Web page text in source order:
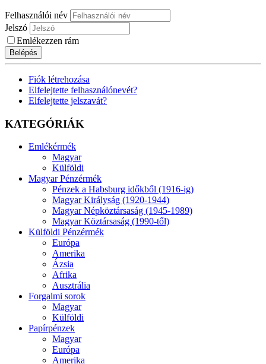
Felhasználói név
Jelszó
Emlékezzen rám
Belépés
Fiók létrehozása
Elfelejtette felhasználónevét?
Elfelejtette jelszavát?
KATEGÓRIÁK
Emlékérmék
Magyar
Külföldi
Magyar Pénzérmék
Pénzek a Habsburg időkből (1916-ig)
Magyar Királyság (1920-1944)
Magyar Népköztársaság (1945-1989)
Magyar Köztársaság (1990-től)
Külföldi Pénzérmék
Európa
Amerika
Ázsia
Afrika
Ausztrália
Forgalmi sorok
Magyar
Külföldi
Papírpénzek
Magyar
Európa
Amerika